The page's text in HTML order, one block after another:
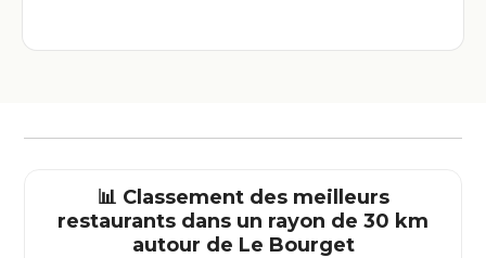
📊 Classement des meilleurs
restaurants dans un rayon de 30 km
autour de Le Bourget